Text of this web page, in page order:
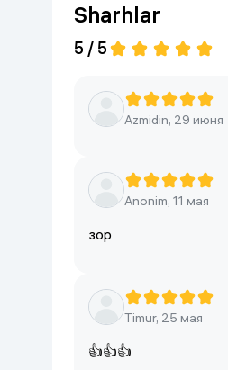
Sharhlar
5 / 5
Azmidin, 29 июня
Anonim, 11 мая
зор
Timur, 25 мая
👍👍👍